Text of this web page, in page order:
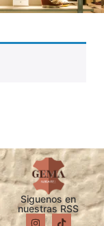
Siguenos en
nuestras RSS